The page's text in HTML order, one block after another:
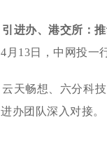
引进办、港交所：
4月13日，中网投一
云天畅想、六分科
进办团队深入对接。